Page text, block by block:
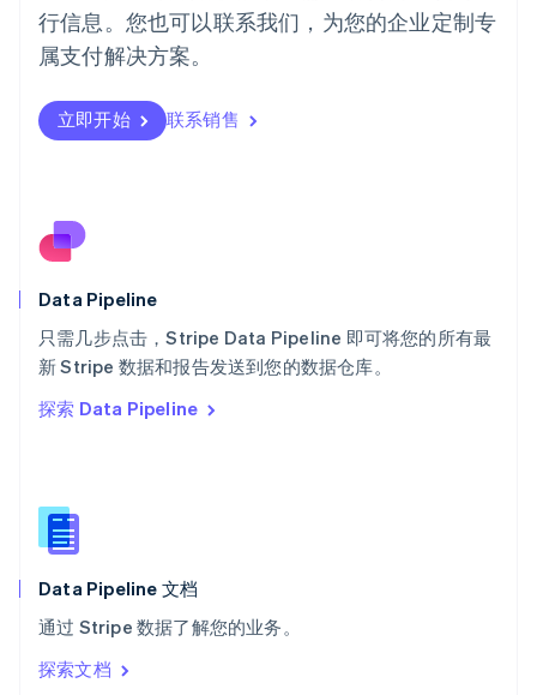
行信息。您也可以联系我们，为您的企业定制专
属支付解决方案。
立即开始 联系销售
Data Pipeline
只需几步点击，Stripe Data Pipeline 即可将您的所有最
新 Stripe 数据和报告发送到您的数据仓库。
探索 Data Pipeline
Data Pipeline 文档
通过 Stripe 数据了解您的业务。
探索文档
日本
日本語English
瑞典
瑞士
DeutschFrançais
English
泰国
ไทยEnglish
希腊
English
西班牙
新西兰
English
匈牙利
English
ItalianoEnglish
印度
English